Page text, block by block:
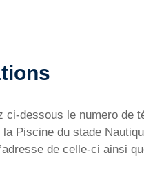
ci-dessous le numero de
Piscine du stade
de celle-ci ainsi